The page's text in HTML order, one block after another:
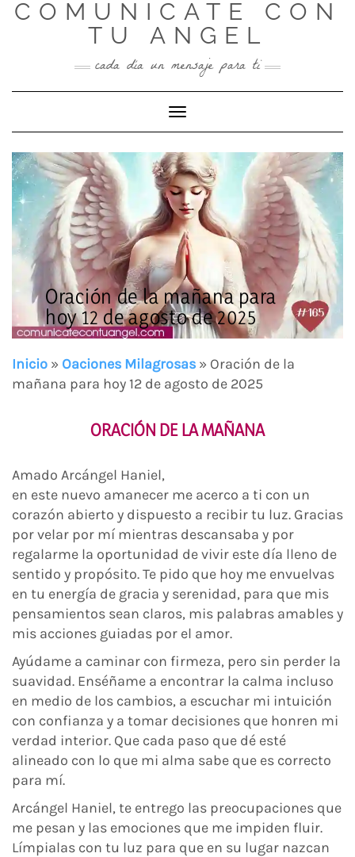
SkipCOMUNICATE CON
TU ANGEL
cada día un mensaje para ti
Toggle Navigation
Oración de la mañana para
hoy 12 de agosto de 2025
Inicio » Oaciones Milagrosas » Oración de la
mañana para hoy 12 de agosto de 2025
ORACIÓN DE LA MAÑANA
Amado Arcángel Haniel,
en este nuevo amanecer me acerco a ti con un
corazón abierto y dispuesto a recibir tu luz. Gracias
por velar por mí mientras descansaba y por
regalarme la oportunidad de vivir este día lleno de
sentido y propósito. Te pido que hoy me envuelvas
en tu energía de gracia y serenidad, para que mis
pensamientos sean claros, mis palabras amables y
mis acciones guiadas por el amor.
Ayúdame a caminar con firmeza, pero sin perder la
suavidad. Enséñame a encontrar la calma incluso
en medio de los cambios, a escuchar mi intuición
con confianza y a tomar decisiones que honren mi
verdad interior. Que cada paso que dé esté
alineado con lo que mi alma sabe que es correcto
para mí.
Arcángel Haniel, te entrego las preocupaciones que
me pesan y las emociones que me impiden fluir.
Límpialas con tu luz para que en su lugar nazcan